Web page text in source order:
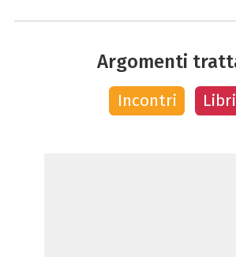
Argomenti
Incontri Libri